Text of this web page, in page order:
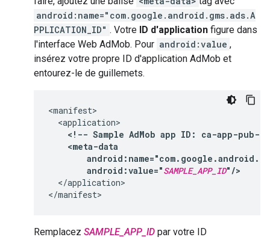
android:name="com.google.android.gms.ads.A
PPLICATION_ID" . Votre ID d'application figure dans
l'interface Web AdMob. Pour android:value ,
insérez votre propre ID d'application AdMob et
entourez-le de guillemets.
<!-- Sample AdMob app ID:
ca-app-pub-
android:value="SAMPLE_APP_ID"/>
</application>
Remplacez SAMPLE_APP_ID par votre ID